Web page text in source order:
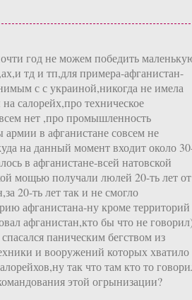
год не можем победить
тд и тп,для примера-афганистан-
с с украиной,никогда не имела
салорейх,про техническое
нет ,про промышленность
в афганистане совсем не
на данный момент входит около
в афганистане-всей натовской
мощью получали люлей 20-ть лет от
20-ть лет так и не смогло
афганистана-ну кроме территорий
афганистан,кто бы что не
паническим бегством из
и вооружений которых хватило
так что там кто то
этой огрынизации?